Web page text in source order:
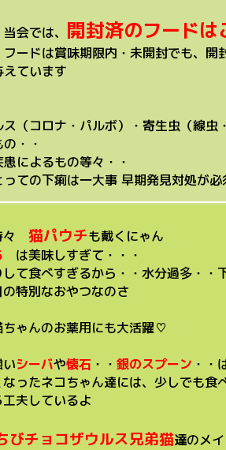
では、 開封済のフードは
は賞味期限内・未開封でも、開封
えています
ス（コロナ・パルボ）・寄生虫（線
・・
によるもの等々・・
っての下痢は一大事 早期発見対処が
々 猫パウチも戴くにゃん
は美味しすぎて・・・
して食べすぎるから・・水分過多・
特別なおやつなのさ
ちゃんのお薬用にも大活躍♡
シーバや懐石 ・・ 銀のスプーン ・・
ったネコちゃん達には、少しでも食
夫しているよ
びチョコザウルス兄弟猫達のメ